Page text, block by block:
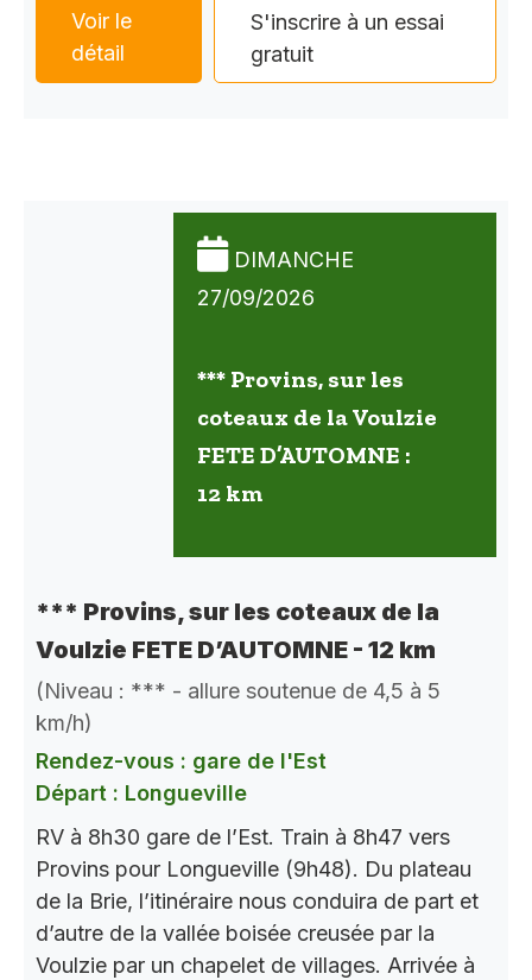
Voir le
détail
S'inscrire à un essai
gratuit
DIMANCHE
27/09/2026
*** Provins, sur les
coteaux de la Voulzie
FETE D’AUTOMNE :
12 km
*** Provins, sur les coteaux de la
Voulzie FETE D’AUTOMNE - 12 km
(Niveau : *** - allure soutenue de 4,5 à 5
km/h)
Rendez-vous : gare de l'Est
Départ : Longueville
RV à 8h30 gare de l’Est. Train à 8h47 vers
Provins pour Longueville (9h48). Du plateau
de la Brie, l’itinéraire nous conduira de part et
d’autre de la vallée boisée creusée par la
Voulzie par un chapelet de villages. Arrivée à